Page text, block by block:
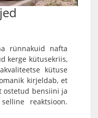
rünnakuid nafta
kerge kütusekriis,
kütuse
kirjeldab, et
ostetud bensiini ja
reaktsioon.